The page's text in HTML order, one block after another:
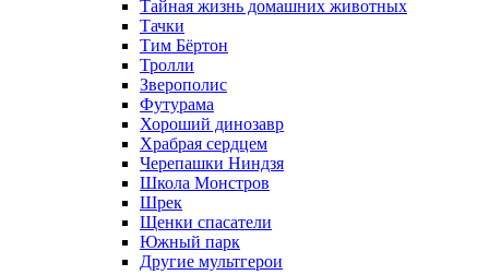
Тайная жизнь домашних животных
Тачки
Тим Бёртон
Тролли
Зверополис
Футурама
Хороший динозавр
Храбрая сердцем
Черепашки Ниндзя
Школа Монстров
Шрек
Щенки спасатели
Южный парк
Другие мультгерои